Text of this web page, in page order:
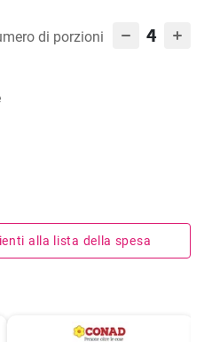
di porzioni 4
alla lista della spesa